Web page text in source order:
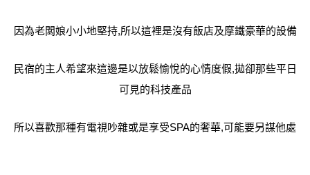
因為老闆娘小小地堅持,所以這裡是沒有飯店及摩鐵豪華的設備
民宿的主人希望來這邊是以放鬆愉悅的心情度假,拋卻那些平日
可見的科技產品
所以喜歡那種有電視吵雜或是享受SPA的奢華,可能要另謀他處